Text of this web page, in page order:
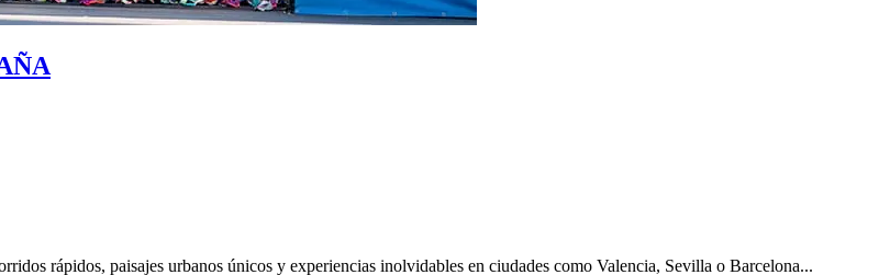
rápidos, paisajes urbanos únicos y experiencias inolvidables en ciudades como Valencia, Sevilla o Barcelona...